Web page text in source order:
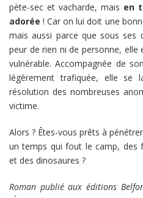
pète-sec et vacharde, mais en
adorée ! Car on lui doit une
mais aussi parce que sous ses
peur de rien ni de personne,
vulnérable. Accompagnée de
légèrement trafiquée, elle se
résolution des nombreuses
victime.
Alors ? Êtes-vous prêts à
un temps qui fout le camp, des
et des dinosaures ?
Roman publié aux éditions